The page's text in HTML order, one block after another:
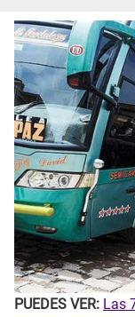
PUEDES VER: Las